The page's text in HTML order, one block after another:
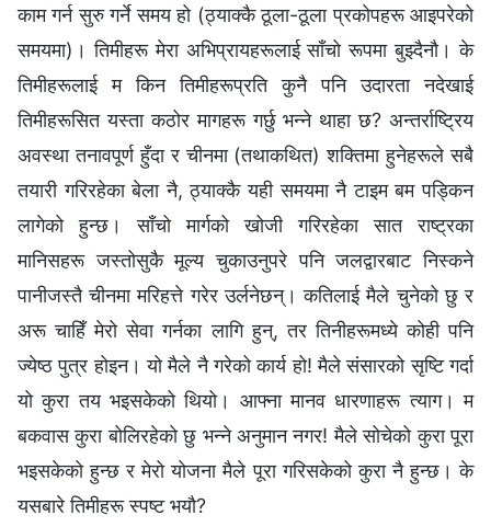
काम गर्न सुरु गर्ने समय हो (ठ्याक्कै ठूला-ठूला प्रकोपहरू आइपरेको
समयमा)। तिमीहरू मेरा अभिप्रायहरूलाई साँचो रूपमा बुझ्दैनौ। के
तिमीहरूलाई म किन तिमीहरूप्रति कुनै पनि उदारता नदेखाई
तिमीहरूसित यस्ता कठोर मागहरू गर्छु भन्ने थाहा छ? अन्तर्राष्ट्रिय
अवस्था तनावपूर्ण हुँदा र चीनमा (तथाकथित) शक्तिमा हुनेहरूले सबै
तयारी गरिरहेका बेला नै, ठ्याक्कै यही समयमा नै टाइम बम पड्किन
लागेको हुन्छ। साँचो मार्गको खोजी गरिरहेका सात राष्ट्रका
मानिसहरू जस्तोसुकै मूल्य चुकाउनुपरे पनि जलद्वारबाट निस्कने
पानीजस्तै चीनमा मरिहत्ते गरेर उर्लनेछन्। कतिलाई मैले चुनेको छु र
अरू चाहिँ मेरो सेवा गर्नका लागि हुन्, तर तिनीहरूमध्ये कोही पनि
ज्येष्ठ पुत्र होइन। यो मैले नै गरेको कार्य हो! मैले संसारको सृष्टि गर्दा
यो कुरा तय भइसकेको थियो। आफ्ना मानव धारणाहरू त्याग। म
बकवास कुरा बोलिरहेको छु भन्‍ने अनुमान नगर! मैले सोचेको कुरा पूरा
भइसकेको हुन्छ र मेरो योजना मैले पूरा गरिसकेको कुरा नै हुन्छ। के
यसबारे तिमीहरू स्पष्ट भयौ?